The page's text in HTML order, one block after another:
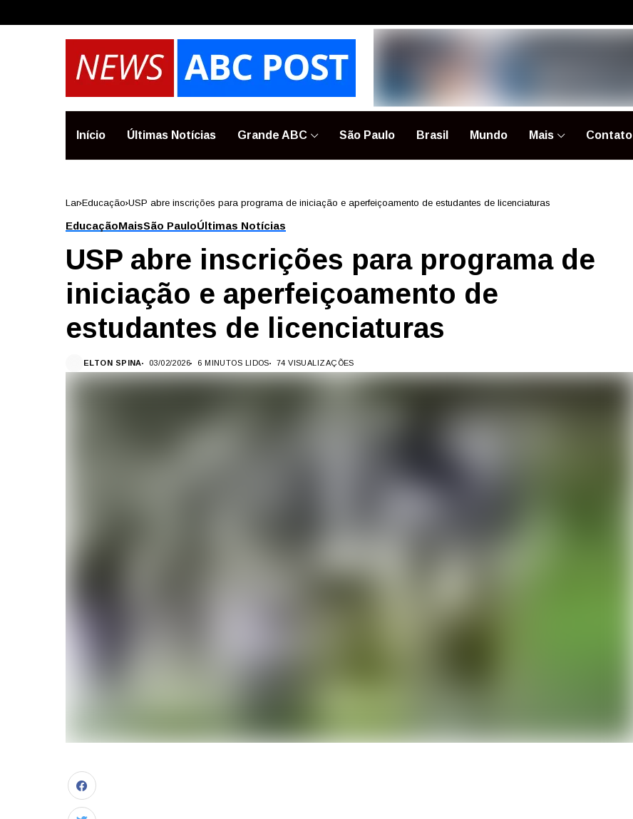
Início Últimas Notícias Grande ABC São Paulo Brasil Mundo Mais Contato
Lar Educação USP abre inscrições para programa de iniciação e aperfeiçoamento de estudantes de licenciaturas
EducaçãoMaisSão PauloÚltimas Notícias
USP abre inscrições para programa de
iniciação e aperfeiçoamento de
estudantes de licenciaturas
ELTON SPINA 03/02/2026 6 MINUTOS LIDOS 74 VISUALIZAÇÕES